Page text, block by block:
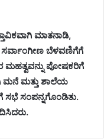
ಮಾತನಾಡಿ,
ಸರ್ವಾಂಗೀಣ ಬೆಳವಣಿಗೆಗೆ
ಮಹತ್ವವನ್ನು ಪೋಷಕರಿಗೆ
ಮನೆ ಮತ್ತು ಶಾಲೆಯ
ಸಂಪನ್ನಗೊಂಡಿತು.